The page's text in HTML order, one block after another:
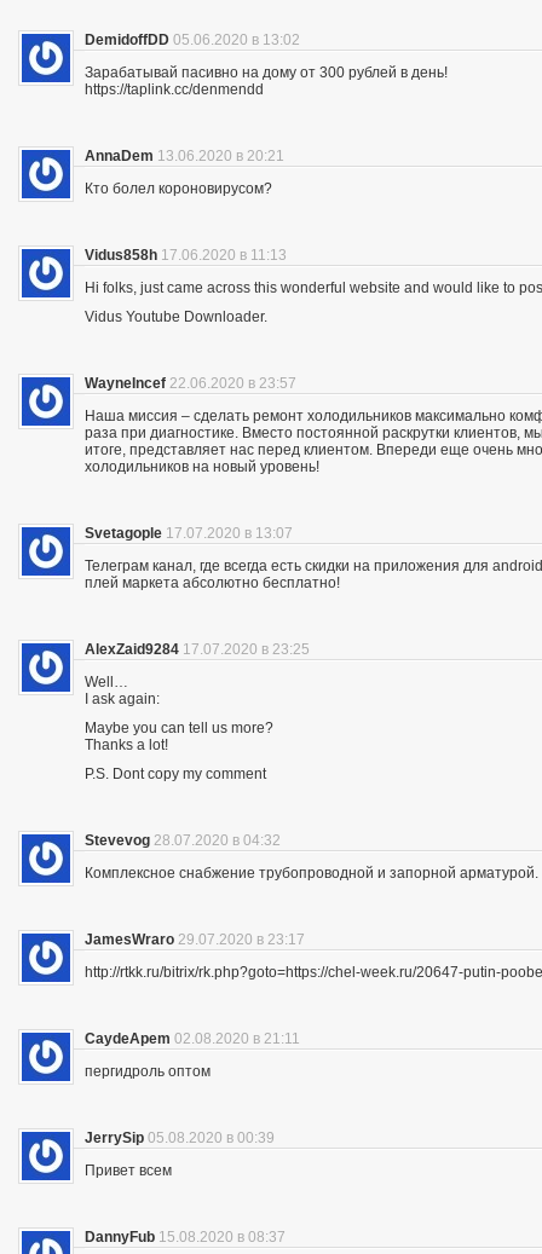
DemidoffDD 05.06.2020 в 13:02
Зарабатывай пасивно на дому от 300 рублей в день!
https://taplink.cc/denmendd
AnnaDem 13.06.2020 в 20:21
Кто болел короновирусом?
Vidus858h 17.06.2020 в 11:13
Hi folks, just came across this wonderful website and would like to
Vidus Youtube Downloader.
WayneIncef 22.06.2020 в 23:57
Наша миссия – сделать ремонт холодильников максимально
раза при диагностике. Вместо постоянной раскрутки клиентов,
итоге, представляет нас перед клиентом. Впереди еще очень
холодильников на новый уровень!
Svetagople 17.07.2020 в 13:07
Телеграм канал, где всегда есть скидки на приложения для
плей маркета абсолютно бесплатно!
AlexZaid9284 17.07.2020 в 23:25
Well…
I ask again:
Maybe you can tell us more?
Thanks a lot!
P.S. Dont copy my comment
Stevevog 28.07.2020 в 04:32
Комплексное снабжение трубопроводной и запорной арматурой.
JamesWraro 29.07.2020 в 23:17
http://rtkk.ru/bitrix/rk.php?goto=https://chel-week.ru/20647-putin-
CaydeApem 02.08.2020 в 21:11
пергидроль оптом
JerrySip 05.08.2020 в 00:39
Привет всем
DannyFub 15.08.2020 в 08:37